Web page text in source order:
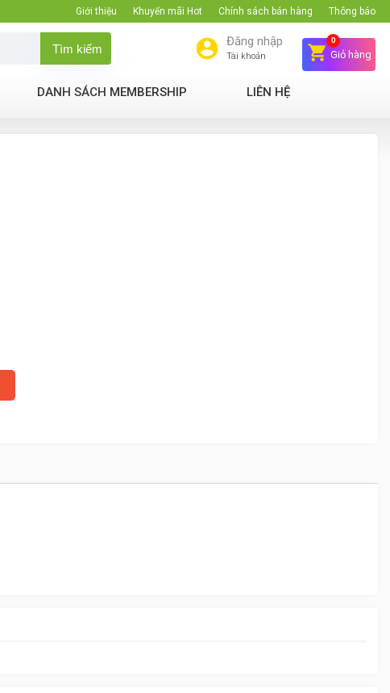
Giới thiệu Khuyến mãi Hot Chính sách bán hàng Thông báo
Tìm kiếm
Đăng nhập
Tài khoản Giỏ hàng
0
DANH SÁCH MEMBERSHIP LIÊN HỆ